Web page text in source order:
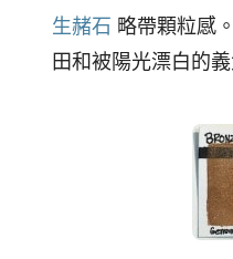
生赭石 略帶顆粒感
田和被陽光漂白的